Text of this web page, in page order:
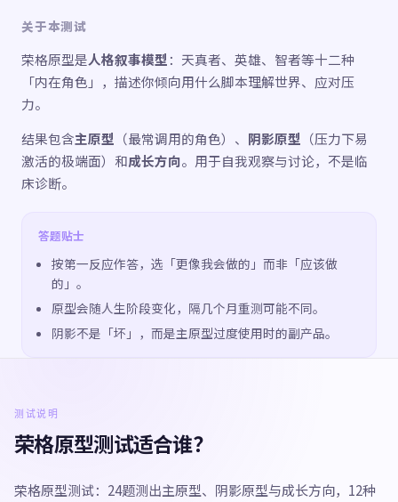
关于本测试
荣格原型是人格叙事模型 ：天真者、英雄、智者等十二种
「内在角色」，描述你倾向用什么脚本理解世界、应对压
力。
结果包含主原型 （最常调用的角色）、 阴影原型 （压力下易
激活的极端面）和成长方向。用于自我观察与讨论，不是临
床诊断。
答题贴士
按第一反应作答，选「更像我会做的」而非「应该做
的」。
原型会随人生阶段变化，隔几个月重测可能不同。
阴影不是「坏」，而是主原型过度使用时的副产品。
测试说明
荣格原型测试适合谁？
荣格原型测试：24题测出主原型、阴影原型与成长方向，12种